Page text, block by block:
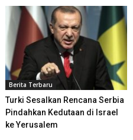
Berita Terbaru
Turki Sesalkan Rencana Serbia
Pindahkan Kedutaan di Israel
ke Yerusalem